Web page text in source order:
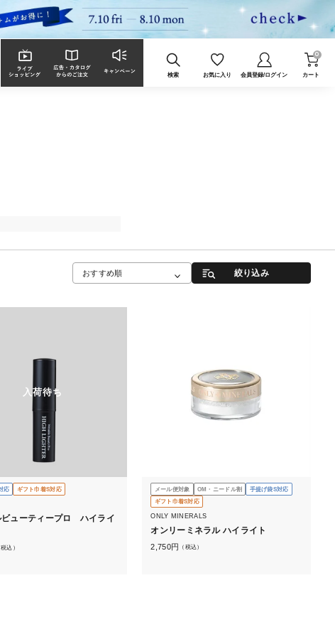
検索 お気に入り 会員登録/ログイン カート
0
おすすめ順 絞り込み
入荷待ち
応 ギフト巾着S対応
ビューティープロ ハイライ
税込）
メール便対象 OM・ニードル割
手提げ袋S対応
ギフト巾着S対応
ONLY MINERALS
オンリーミネラル ハイライト
2,750円 （税込）